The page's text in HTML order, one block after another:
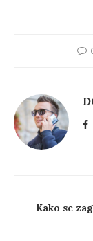
Kako se